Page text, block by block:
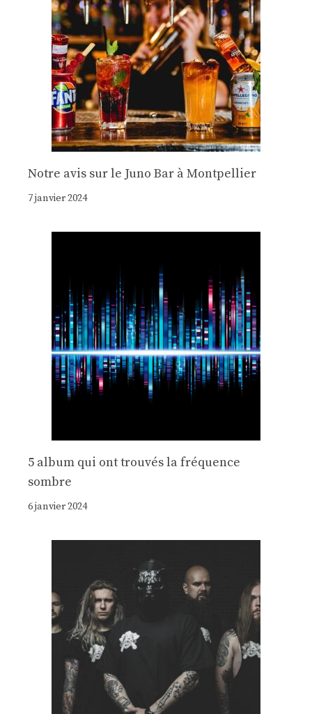
Notre avis sur le Juno Bar à Montpellier
7 janvier 2024
5 album qui ont trouvés la fréquence
sombre
6 janvier 2024